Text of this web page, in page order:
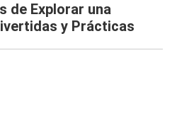
de Explorar una
y Prácticas